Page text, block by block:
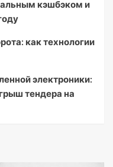
кэшбэком и
как технологии
электроники:
тендера на